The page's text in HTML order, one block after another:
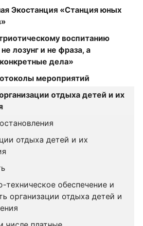
Экостанция «Станция юных
воспитанию
лозунг и не фраза, а
дела»
мероприятий
отдыха детей и их
отдыха детей и их
техническое обеспечение и
организации отдыха детей и